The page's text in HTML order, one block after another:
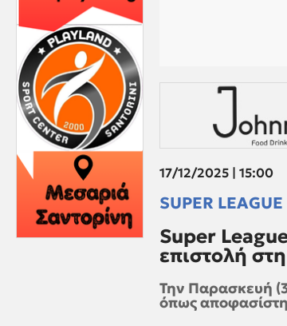
17/12/2025 | 15:00
SUPER LEAGUE
Super
επιστολή
Την Παρασκευή
όπως